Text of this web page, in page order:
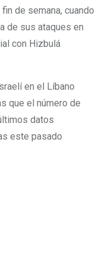
de semana, cuando
de sus ataques en
con Hizbulá
en el Líbano
que el número de
datos
este pasado